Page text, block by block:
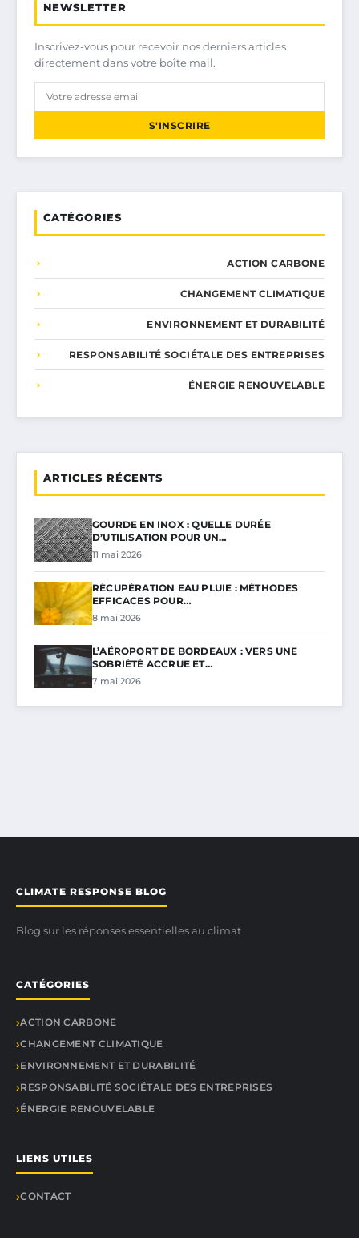
NEWSLETTER
Inscrivez-vous pour recevoir nos derniers articles
directement dans votre boîte mail.
S'INSCRIRE
CATÉGORIES
ACTION CARBONE
CHANGEMENT CLIMATIQUE
ENVIRONNEMENT ET DURABILITÉ
RESPONSABILITÉ SOCIÉTALE DES ENTREPRISES
ÉNERGIE RENOUVELABLE
ARTICLES RÉCENTS
GOURDE EN INOX : QUELLE DURÉE
D’UTILISATION POUR UN…
11 mai 2026
RÉCUPÉRATION EAU PLUIE : MÉTHODES
EFFICACES POUR…
8 mai 2026
L’AÉROPORT DE BORDEAUX : VERS UNE
SOBRIÉTÉ ACCRUE ET…
7 mai 2026
CLIMATE RESPONSE BLOG
Blog sur les réponses essentielles au climat
CATÉGORIES
ACTION CARBONE
CHANGEMENT CLIMATIQUE
ENVIRONNEMENT ET DURABILITÉ
RESPONSABILITÉ SOCIÉTALE DES ENTREPRISES
ÉNERGIE RENOUVELABLE
LIENS UTILES
CONTACT